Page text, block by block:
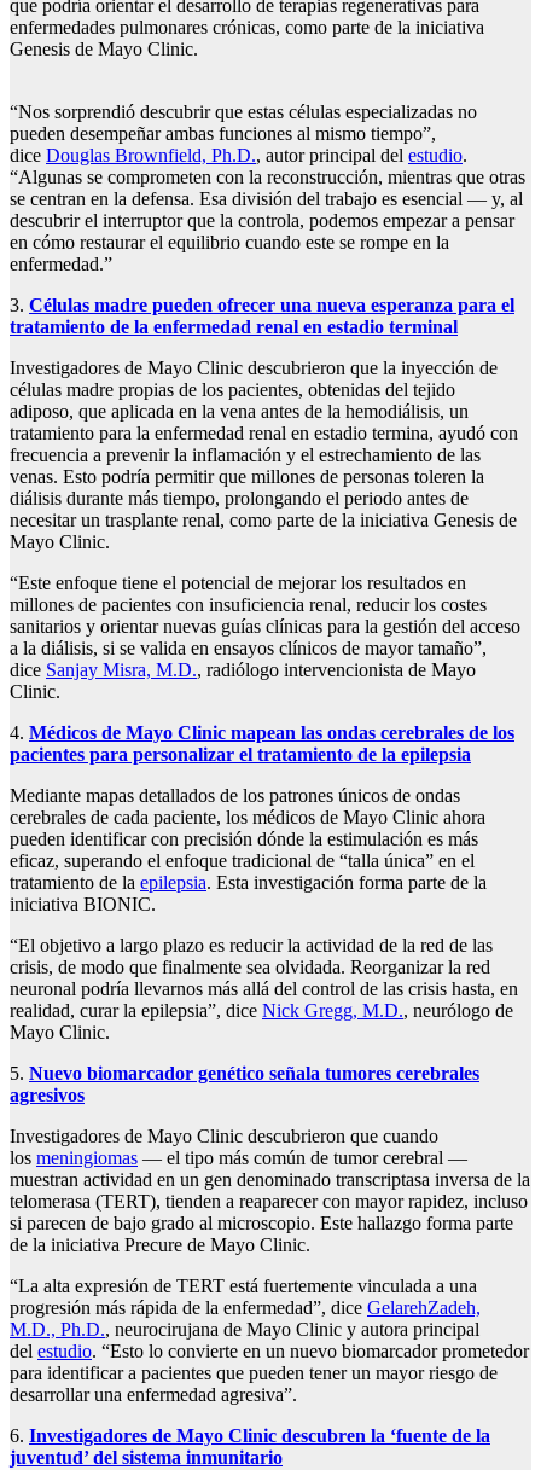
que podría orientar el desarrollo de terapias regenerativas para
enfermedades pulmonares crónicas, como parte de la iniciativa
Genesis de Mayo Clinic.
“Nos sorprendió descubrir que estas células especializadas no
pueden desempeñar ambas funciones al mismo tiempo”,
dice Douglas Brownfield, Ph.D., autor principal del estudio.
“Algunas se comprometen con la reconstrucción, mientras que otras
se centran en la defensa. Esa división del trabajo es esencial — y, al
descubrir el interruptor que la controla, podemos empezar a pensar
en cómo restaurar el equilibrio cuando este se rompe en la
enfermedad.”
3. Células madre pueden ofrecer una nueva esperanza para el
tratamiento de la enfermedad renal en estadio terminal
Investigadores de Mayo Clinic descubrieron que la inyección de
células madre propias de los pacientes, obtenidas del tejido
adiposo, que aplicada en la vena antes de la hemodiálisis, un
tratamiento para la enfermedad renal en estadio termina, ayudó con
frecuencia a prevenir la inflamación y el estrechamiento de las
venas. Esto podría permitir que millones de personas toleren la
diálisis durante más tiempo, prolongando el periodo antes de
necesitar un trasplante renal, como parte de la iniciativa Genesis de
Mayo Clinic.
“Este enfoque tiene el potencial de mejorar los resultados en
millones de pacientes con insuficiencia renal, reducir los costes
sanitarios y orientar nuevas guías clínicas para la gestión del acceso
a la diálisis, si se valida en ensayos clínicos de mayor tamaño”,
dice Sanjay Misra, M.D., radiólogo intervencionista de Mayo
Clinic.
4. Médicos de Mayo Clinic mapean las ondas cerebrales de los
pacientes para personalizar el tratamiento de la epilepsia
Mediante mapas detallados de los patrones únicos de ondas
cerebrales de cada paciente, los médicos de Mayo Clinic ahora
pueden identificar con precisión dónde la estimulación es más
eficaz, superando el enfoque tradicional de “talla única” en el
tratamiento de la epilepsia. Esta investigación forma parte de la
iniciativa BIONIC.
“El objetivo a largo plazo es reducir la actividad de la red de las
crisis, de modo que finalmente sea olvidada. Reorganizar la red
neuronal podría llevarnos más allá del control de las crisis hasta, en
realidad, curar la epilepsia”, dice Nick Gregg, M.D., neurólogo de
Mayo Clinic.
5. Nuevo biomarcador genético señala tumores cerebrales
agresivos
Investigadores de Mayo Clinic descubrieron que cuando
los meningiomas — el tipo más común de tumor cerebral —
muestran actividad en un gen denominado transcriptasa inversa de la
telomerasa (TERT), tienden a reaparecer con mayor rapidez, incluso
si parecen de bajo grado al microscopio. Este hallazgo forma parte
de la iniciativa Precure de Mayo Clinic.
“La alta expresión de TERT está fuertemente vinculada a una
progresión más rápida de la enfermedad”, dice GelarehZadeh,
M.D., Ph.D., neurocirujana de Mayo Clinic y autora principal
del estudio. “Esto lo convierte en un nuevo biomarcador prometedor
para identificar a pacientes que pueden tener un mayor riesgo de
desarrollar una enfermedad agresiva”.
6. Investigadores de Mayo Clinic descubren la ‘fuente de la
juventud’ del sistema inmunitario